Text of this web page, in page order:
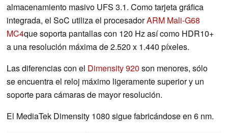
almacenamiento masivo UFS 3.1. Como tarjeta gráfica
integrada, el SoC utiliza el procesadorARM Mali-G68
MC4que soporta pantallas con 120 Hz así como HDR10+
a una resolución máxima de 2.520 x 1.440 píxeles.
Las diferencias con el Dimensity 920 son menores, sólo
se encuentra el reloj máximo ligeramente superior y un
soporte para cámaras de mayor resolución.
El MediaTek Dimensity 1080 sigue fabricándose en 6 nm.